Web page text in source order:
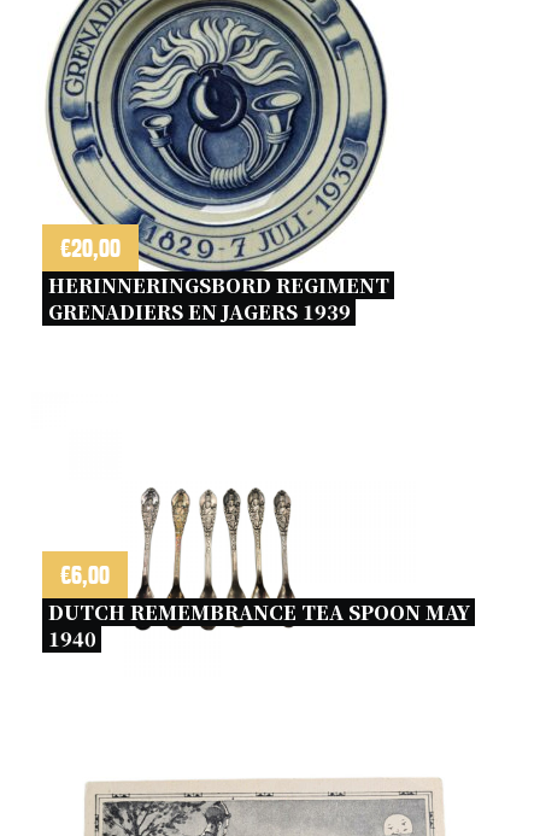
€20,00
HERINNERINGSBORD REGIMENT
GRENADIERS EN JAGERS 1939
€6,00
DUTCH REMEMBRANCE TEA SPOON MAY
1940